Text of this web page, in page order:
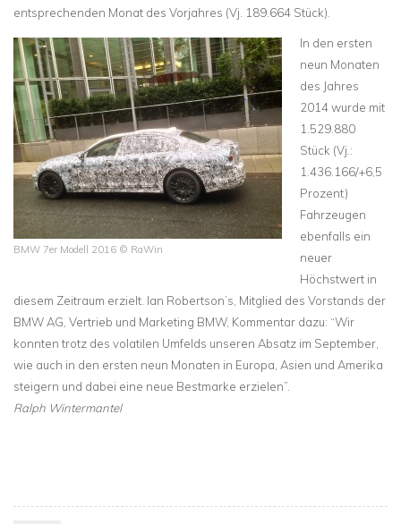
entsprechenden Monat des Vorjahres (Vj. 189.664 Stück).
BMW 7er Modell 2016 © RaWin
In den ersten
neun Monaten
des Jahres
2014 wurde mit
1.529.880
Stück (Vj.:
1.436.166/+6,5
Prozent)
Fahrzeugen
ebenfalls ein
neuer
Höchstwert in
diesem Zeitraum erzielt. Ian Robertson’s, Mitglied des Vorstands der
BMW AG, Vertrieb und Marketing BMW, Kommentar dazu: “Wir
konnten trotz des volatilen Umfelds unseren Absatz im September,
wie auch in den ersten neun Monaten in Europa, Asien und Amerika
steigern und dabei eine neue Bestmarke erzielen”.
Ralph Wintermantel